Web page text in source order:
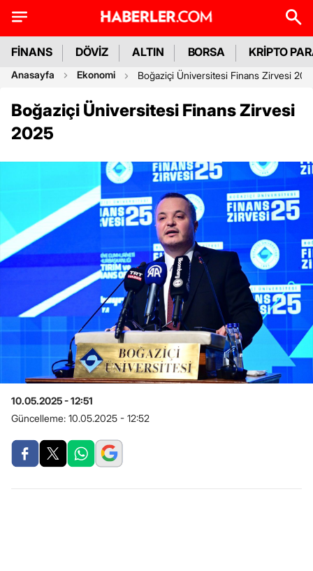
FİNANS DÖVİZ ALTIN BORSA KRİPTO
Anasayfa Ekonomi Boğaziçi Üniversitesi Finans Zirvesi
Boğaziçi Üniversitesi Finans Zirvesi
2025
10.05.2025 - 12:51
Güncelleme: 10.05.2025 - 12:52